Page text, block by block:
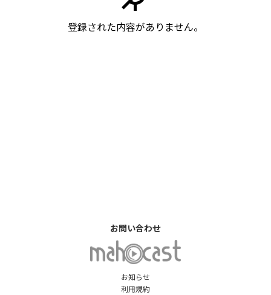
登録された内容がありません。
お知らせ
利用規約
お問い合わせ